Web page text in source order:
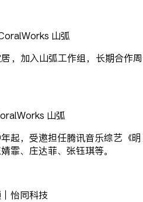
山弧
加入山弧工作组，长期合作
山弧
受邀担任腾讯音乐综艺《明
霏、庄达菲、张钰琪等。
怡同科技